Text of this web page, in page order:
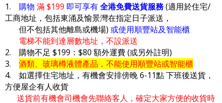
1. 購物 滿 $199 即可享有全港免費送貨服務(適用於住宅/
工商地址，包括東涌及愉景灣在指定日子派送，
但不包括其他離島或機場) 或使用順豐站及智能櫃
電梯不能到達層數地址，不設派送
2. 購物不足 $199：$80 額外運費 (或另外註明)
3. 酒類、玻璃樽液體產品，不能使用順豐站或智能櫃
4. 如選擇住宅地址，有機會安排傍晚 6-11點 下班後送貨，
方便屋企有人收貨
送貨前有機會司機會先聯絡客人，確定大家方便的收貨時